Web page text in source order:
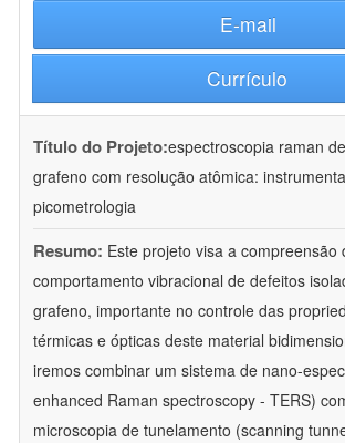
E-mail
Currículo
Título do Projeto:espectroscopia raman
grafeno com resolução atômica:
picometrologia
Resumo: Este projeto visa a compreensão
comportamento vibracional de defeitos
grafeno, importante no controle das
térmicas e ópticas deste material
iremos combinar um sistema de nano-
enhanced Raman spectroscopy - TERS)
microscopia de tunelamento (scanning